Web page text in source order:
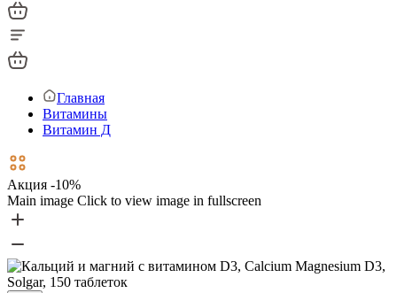
Главная
Витамины
Витамин Д
Акция -10%
Main image Click to view image in fullscreen